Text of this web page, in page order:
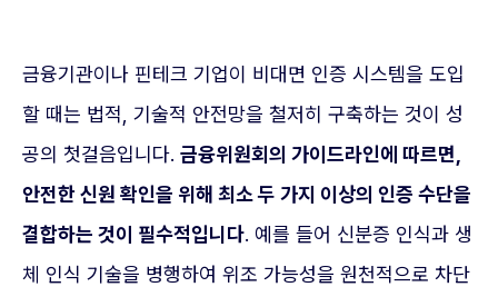
금융기관이나 핀테크 기업이 비대면 인증 시스템을 도입
할 때는 법적, 기술적 안전망을 철저히 구축하는 것이 성
공의 첫걸음입니다. 금융위원회의 가이드라인에 따르면,
안전한 신원 확인을 위해 최소 두 가지 이상의 인증 수단을
결합하는 것이 필수적입니다. 예를 들어 신분증 인식과 생
체 인식 기술을 병행하여 위조 가능성을 원천적으로 차단